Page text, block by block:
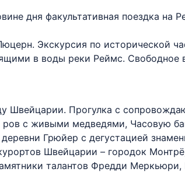
дня факультативная поездка на
Экскурсия по исторической
в воды реки Реймс. Свободное
Швейцарии. Прогулка с
ров с живыми медведями, Часовую
Грюйер с дегустацией
Швейцарии – городок
талантов Фредди